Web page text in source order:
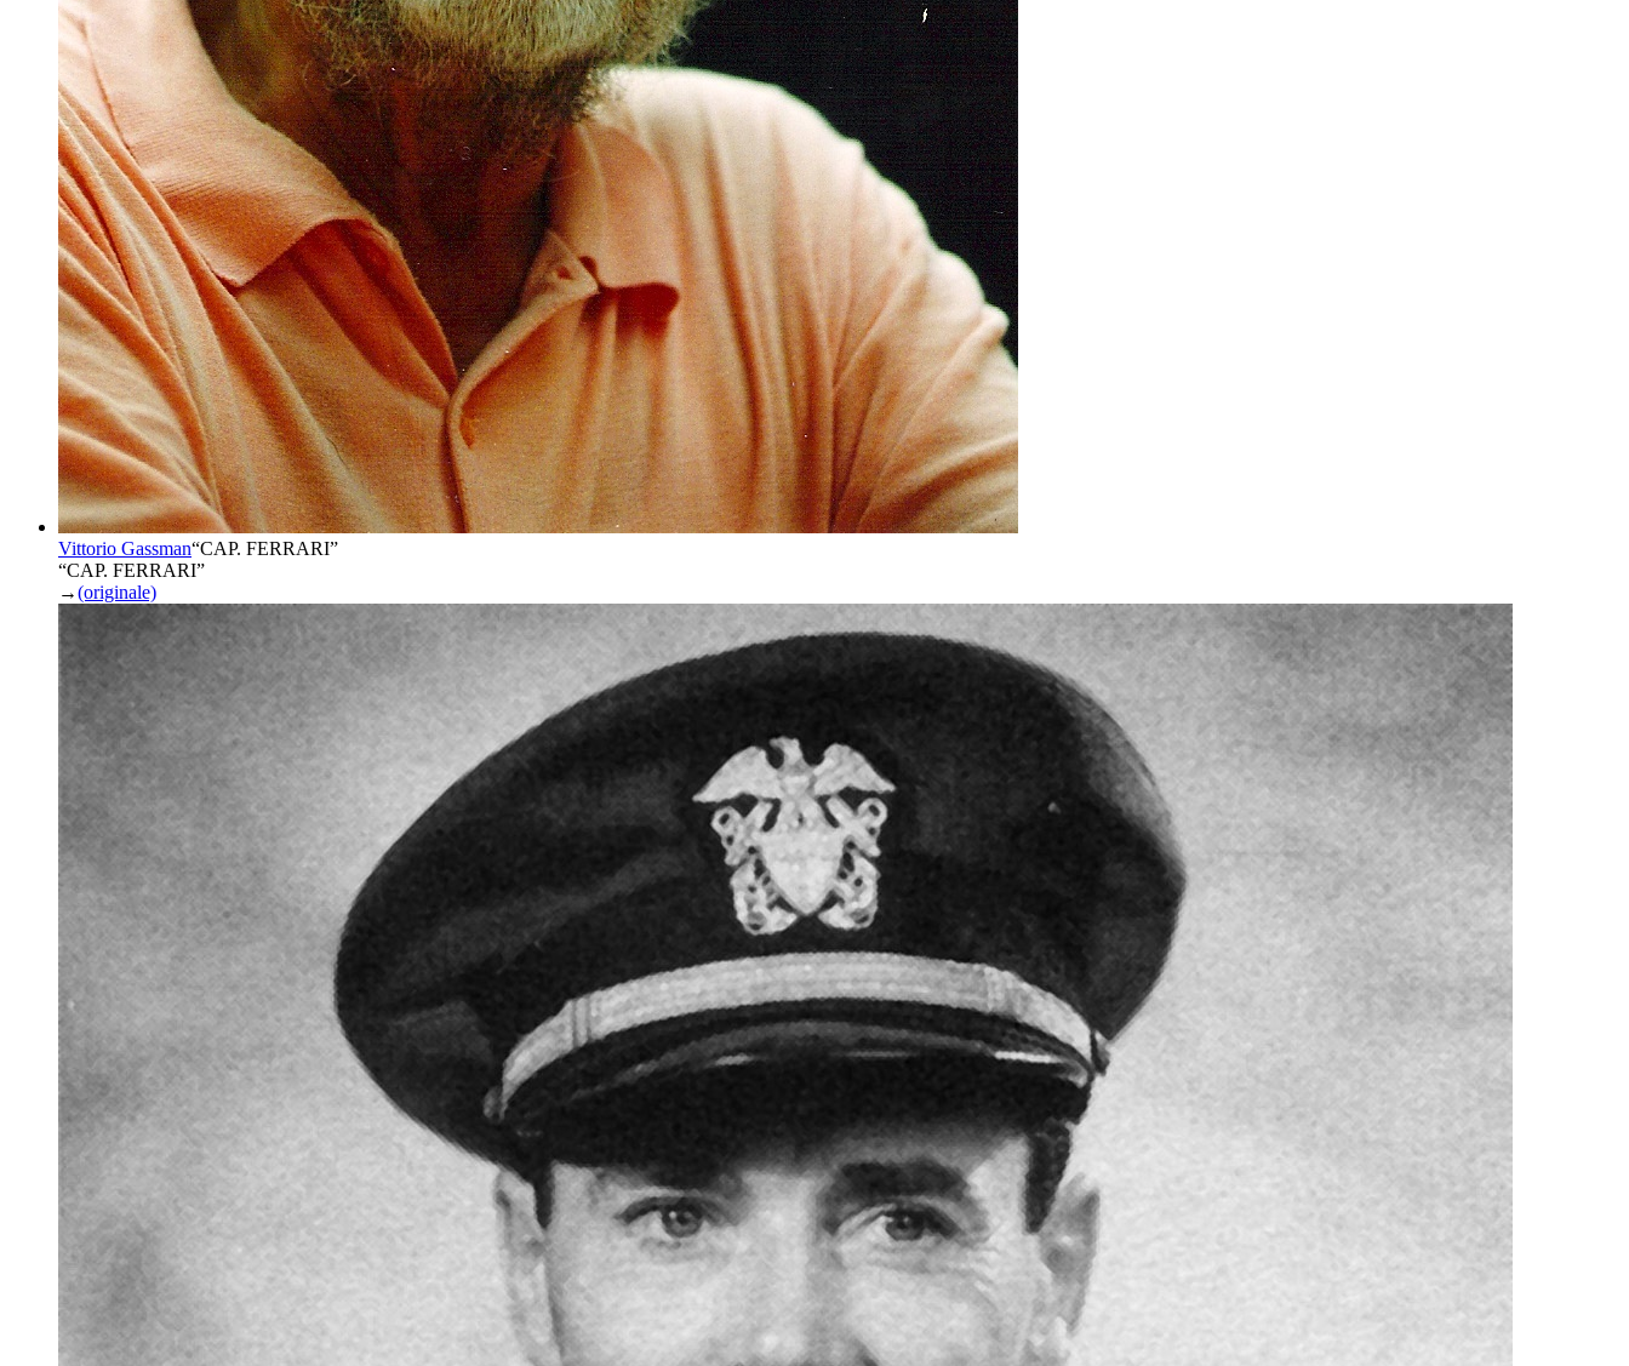
Vittorio Gassman“CAP. FERRARI”
“CAP. FERRARI”
→(originale)